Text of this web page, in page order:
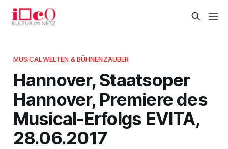
MUSICALWELTEN & BÜHNENZAUBER
Hannover, Staatsoper
Hannover, Premiere des
Musical-Erfolgs EVITA,
28.06.2017